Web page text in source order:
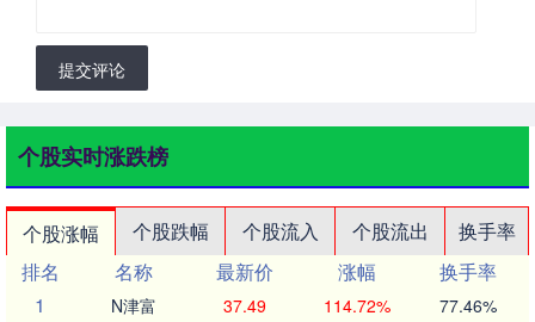
提交评论
个股实时涨跌榜
个股涨幅 个股跌幅 个股流入 个股流出
换手率
排名
名称 最新价 涨幅
换手率
1
N津富 37.49 114.72% 77.46%